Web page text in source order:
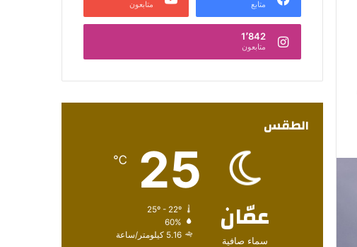
متابع متابعون
1٬842
متابعون
الطقس
عمّان
سماء صافية
25
℃
25º - 22º
60%
5.16 كيلومتر/ساعة